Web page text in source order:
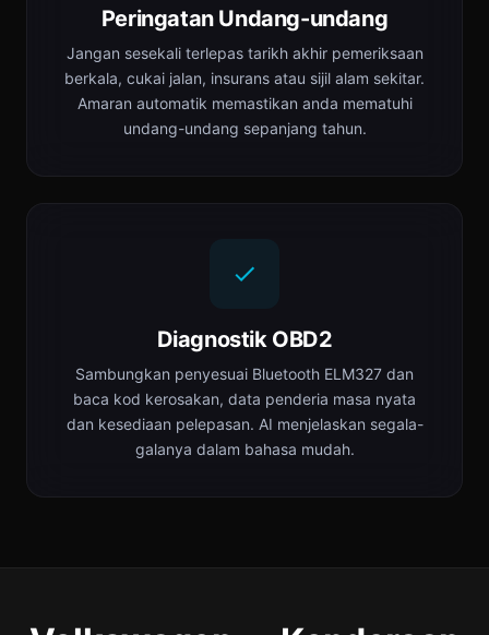
Peringatan Undang-undang
Jangan sesekali terlepas tarikh akhir pemeriksaan
berkala, cukai jalan, insurans atau sijil alam sekitar.
Amaran automatik memastikan anda mematuhi
undang-undang sepanjang tahun.
Diagnostik OBD2
Sambungkan penyesuai Bluetooth ELM327 dan
baca kod kerosakan, data penderia masa nyata
dan kesediaan pelepasan. AI menjelaskan segala-
galanya dalam bahasa mudah.